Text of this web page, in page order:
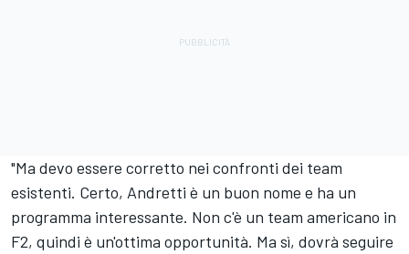
"Ma devo essere corretto nei confronti dei team
esistenti. Certo, Andretti è un buon nome e ha un
programma interessante. Non c'è un team americano in
F2, quindi è un'ottima opportunità. Ma sì, dovrà seguire